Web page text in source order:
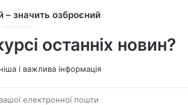
значить озброєний
останніх новин?
і важлива інформація